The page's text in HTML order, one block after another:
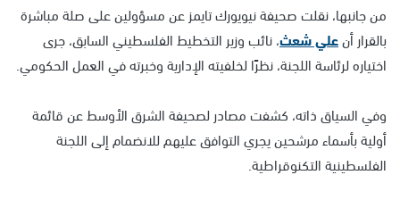
من جانبها، نقلت صحيفة نيويورك تايمز عن مسؤولين على صلة مباشرة
بالقرار أنعلي شعث، نائب وزير التخطيط الفلسطيني السابق، جرى
اختياره لرئاسة اللجنة، نظرًا لخلفيته الإدارية وخبرته في العمل الحكومي.
وفي السياق ذاته، كشفت مصادر لصحيفة الشرق الأوسط عن قائمة
أولية بأسماء مرشحين يجري التوافق عليهم للانضمام إلى اللجنة
الفلسطينية التكنوقراطية.